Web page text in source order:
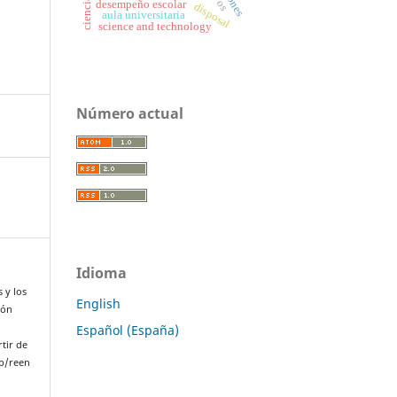
y los
de
reen
desempeño escolar disposal
science and technology
aula universitaria
Número actual
Idioma
English
Español (España)